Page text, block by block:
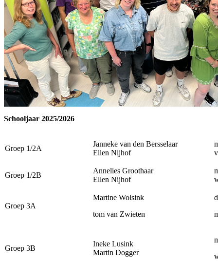
Schooljaar 2025/2026
Groep 1/2A
Janneke van den Bersselaar
Ellen Nijhof
Groep 1/2B
Annelies Groothaar
Ellen Nijhof
Groep 3A
Martine Wolsink
tom van Zwieten
Groep 3B
Ineke Lusink
Martin Dogger